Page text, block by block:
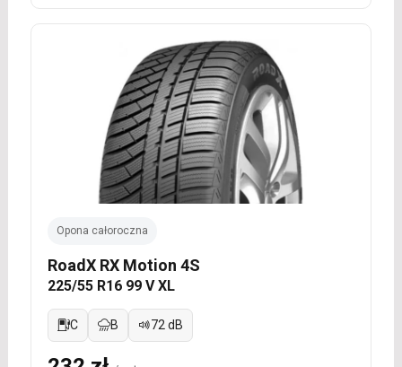
Opona całoroczna
RoadX RX Motion 4S
225/55 R16 99 V XL
C B 72 dB